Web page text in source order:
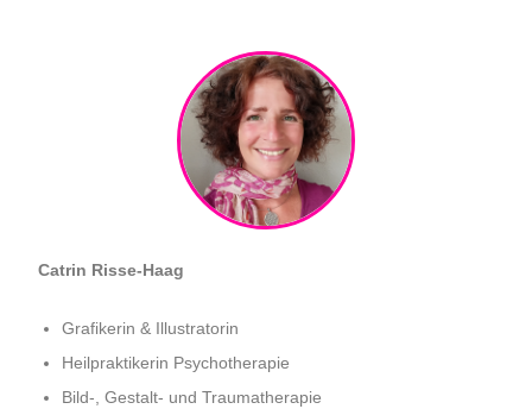
Catrin Risse-Haag
Grafikerin & Illustratorin
Heilpraktikerin Psychotherapie
Bild-, Gestalt- und Traumatherapie